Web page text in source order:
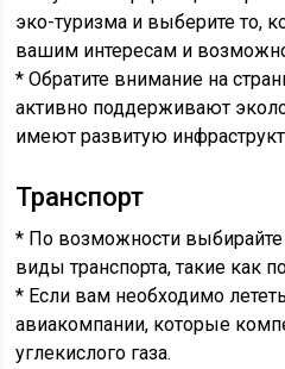
эко-туризма и выберите то,
вашим интересам и
* Обратите внимание на
активно поддерживают
имеют развитую
Транспорт
* По возможности выбирайте
виды транспорта, такие как
* Если вам необходимо
авиакомпании, которые
углекислого газа.